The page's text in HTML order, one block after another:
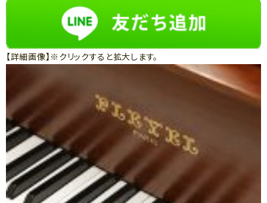
【詳細画像】※クリックすると拡大します。